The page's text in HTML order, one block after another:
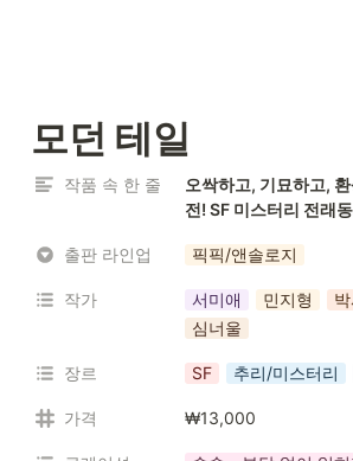
모던 테일
작품 속 한 줄
오싹하고, 기묘하고,
전! SF 미스터리 전래
출판 라인업 픽픽/앤솔로지
작가 서미애 민지형
심너울
장르 SF 추리/미스터리
가격 ₩13,000